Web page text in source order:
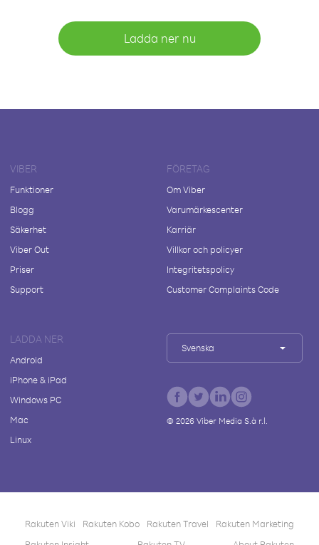
Ladda ner nu
VIBER
Funktioner
Blogg
Säkerhet
Viber Out
Priser
Support
FÖRETAG
Om Viber
Varumärkescenter
Karriär
Villkor och policyer
Integritetspolicy
Customer Complaints Code
LADDA NER
Android
iPhone & iPad
Windows PC
Mac
Linux
Svenska
© 2026Viber Media S.à r.l.
Rakuten Viki Rakuten Kobo Rakuten Travel
Rakuten Marketing